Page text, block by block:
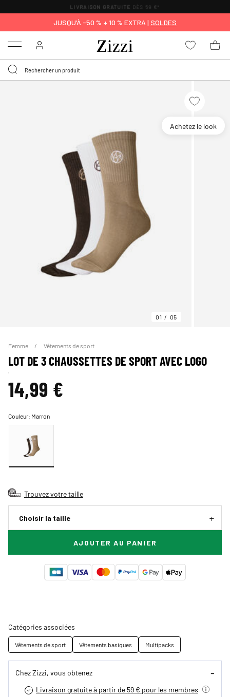
LIVRAISON GRATUITE DÈS 59 €*
JUSQU’À -50 % + 10 % EXTRA | SOLDES
Menu
Achetez le look
01 05
Femme Vêtements de sport
LOT DE 3 CHAUSSETTES DE SPORT AVEC LOGO
14,99 €
Couleur: Marron
Trouvez votre taille
Choisir la taille
AJOUTER AU PANIER
Catégories associées
Vêtements de sport Vêtements basiques Multipacks
Chez Zizzi, vous obtenez
Livraison gratuite à partir de 59 € pour les membres